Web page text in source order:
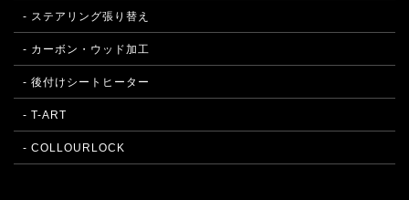
- ステアリング張り替え
- カーボン・ウッド加工
- 後付けシートヒーター
- T-ART
- COLLOURLOCK